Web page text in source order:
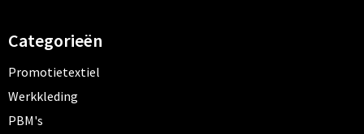
Categorieën
Promotietextiel
Werkkleding
PBM's